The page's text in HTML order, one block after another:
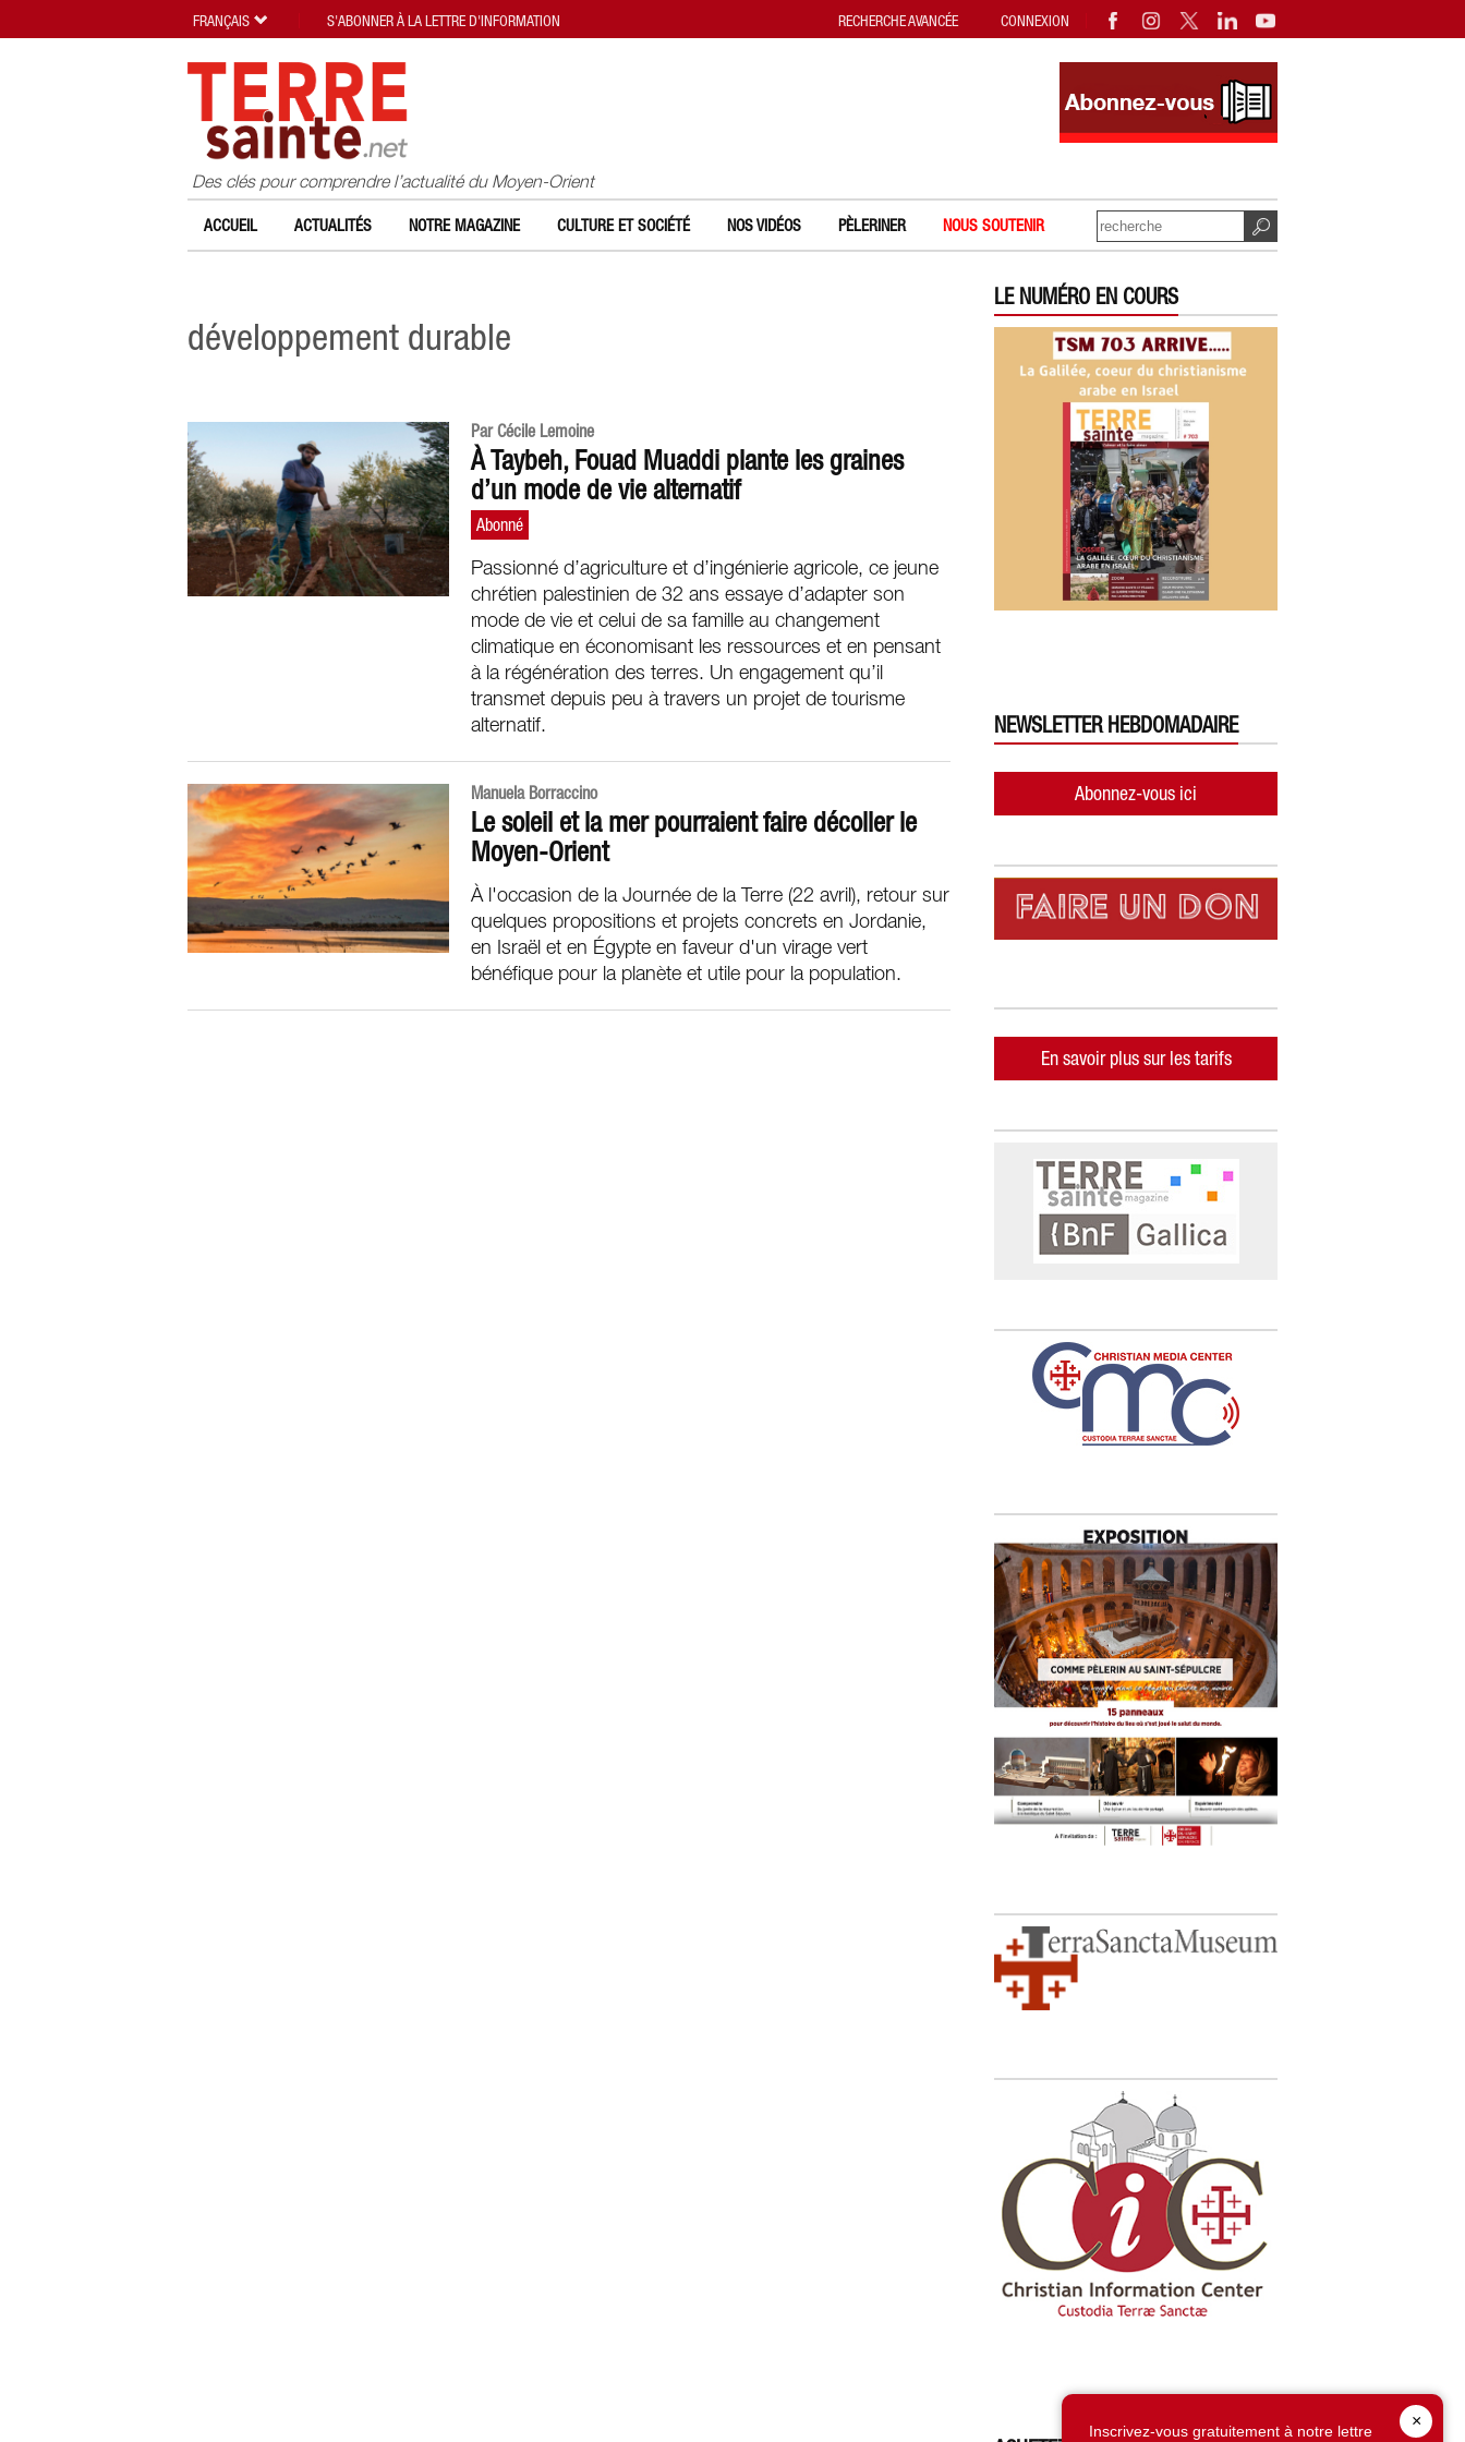
Des clés pour comprendre l’actualité du Moyen-Orient
ACCUEIL ACTUALITÉS NOTRE MAGAZINE CULTURE ET SOCIÉTÉ NOS VIDÉOS PÈLERINER NOUS SOUTENIR
développement durable
Par Cécile Lemoine
À Taybeh, Fouad Muaddi plante les graines
d’un mode de vie alternatif
Passionné d’agriculture et d’ingénierie agricole, ce jeune
chrétien palestinien de 32 ans essaye d’adapter son
mode de vie et celui de sa famille au changement
climatique en économisant les ressources et en pensant
à la régénération des terres. Un engagement qu’il
transmet depuis peu à travers un projet de tourisme
alternatif.
Manuela Borraccino
Le soleil et la mer pourraient faire décoller le
Moyen-Orient
À l'occasion de la Journée de la Terre (22 avril), retour sur
quelques propositions et projets concrets en Jordanie,
en Israël et en Égypte en faveur d'un virage vert
bénéfique pour la planète et utile pour la population.
LE NUMÉRO EN COURS
NEWSLETTER HEBDOMADAIRE
Abonnez-vous ici
En savoir plus sur les tarifs
×
Inscrivez-vous gratuitement à notre lettre
RECHERCHE AVANCÉE CONNEXION
FRANÇAIS S'ABONNER À LA LETTRE D'INFORMATION